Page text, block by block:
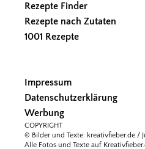
Rezepte Finder
Rezepte nach Zutaten
1001 Rezepte
Impressum
Datenschutzerklärung
Werbung
COPYRIGHT
© Bilder und Texte: kreativfieber.de /
Alle Fotos und Texte auf